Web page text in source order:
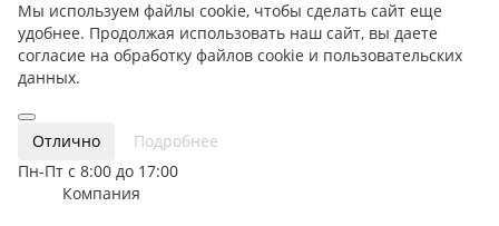
Мы используем файлы cookie, чтобы сделать сайт еще
удобнее. Продолжая использовать наш сайт, вы даете
согласие на обработку файлов cookie и пользовательских
данных.
Отлично
Подробнее
Пн-Пт с 8:00 до 17:00
Компания